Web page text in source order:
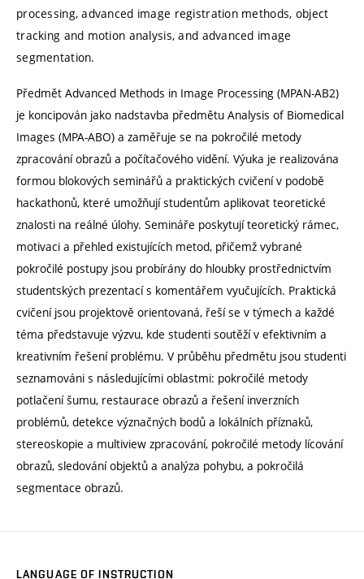
processing, advanced image registration methods, object
tracking and motion analysis, and advanced image
segmentation.
Předmět Advanced Methods in Image Processing (MPAN-AB2)
je koncipován jako nadstavba předmětu Analysis of Biomedical
Images (MPA-ABO) a zaměřuje se na pokročilé metody
zpracování obrazů a počítačového vidění. Výuka je realizována
formou blokových seminářů a praktických cvičení v podobě
hackathonů, které umožňují studentům aplikovat teoretické
znalosti na reálné úlohy. Semináře poskytují teoretický rámec,
motivaci a přehled existujících metod, přičemž vybrané
pokročilé postupy jsou probírány do hloubky prostřednictvím
studentských prezentací s komentářem vyučujících. Praktická
cvičení jsou projektově orientovaná, řeší se v týmech a každé
téma představuje výzvu, kde studenti soutěží v efektivním a
kreativním řešení problému. V průběhu předmětu jsou studenti
seznamováni s následujícími oblastmi: pokročilé metody
potlačení šumu, restaurace obrazů a řešení inverzních
problémů, detekce význačných bodů a lokálních příznaků,
stereoskopie a multiview zpracování, pokročilé metody lícování
obrazů, sledování objektů a analýza pohybu, a pokročilá
segmentace obrazů.
LANGUAGE OF INSTRUCTION